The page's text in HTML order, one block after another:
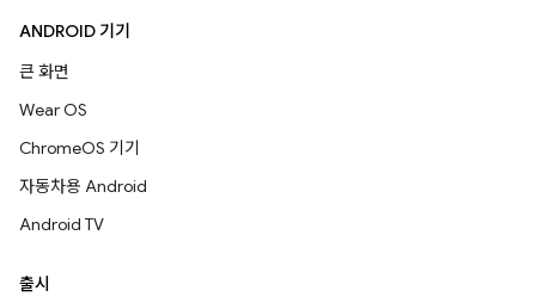
ANDROID 기기
큰 화면
Wear OS
ChromeOS 기기
자동차용 Android
Android TV
출시